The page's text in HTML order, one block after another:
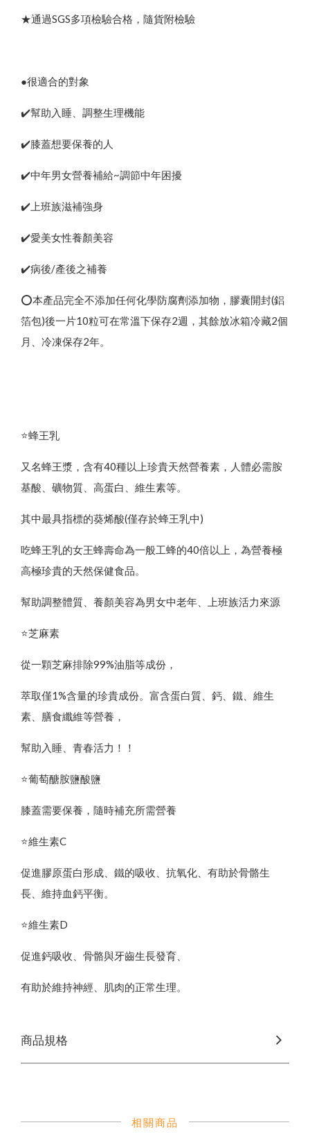
★通過SGS多項檢驗合格，隨貨附檢驗
●很適合的對象
✔️幫助入睡、調整生理機能
✔️膝蓋想要保養的人
✔️中年男女營養補給~調節中年困擾
✔️上班族滋補強身
✔️愛美女性養顏美容
✔️病後/產後之補養
⭕️本產品完全不添加任何化學防腐劑添加物，膠囊開封(鋁
箔包)後一片10粒可在常溫下保存2週，其餘放冰箱冷藏2個
月、冷凍保存2年。
⭐️蜂王乳
又名蜂王漿，含有40種以上珍貴天然營養素，人體必需胺
基酸、礦物質、高蛋白、維生素等。
其中最具指標的葵烯酸(僅存於蜂王乳中)
吃蜂王乳的女王蜂壽命為一般工蜂的40倍以上，為營養極
高極珍貴的天然保健食品。
幫助調整體質、養顏美容為男女中老年、上班族活力來源
⭐️芝麻素
從一顆芝麻排除99%油脂等成份，
萃取僅1%含量的珍貴成份。富含蛋白質、鈣、鐵、維生
素、膳食纖維等營養，
幫助入睡、青春活力！！
⭐️葡萄醣胺鹽酸鹽
膝蓋需要保養，隨時補充所需營養
⭐️維生素C
促進膠原蛋白形成、鐵的吸收、抗氧化、有助於骨骼生
長、維持血鈣平衡。
⭐️維生素D
促進鈣吸收、骨骼與牙齒生長發育、
有助於維持神經、肌肉的正常生理。
商品規格
相關商品